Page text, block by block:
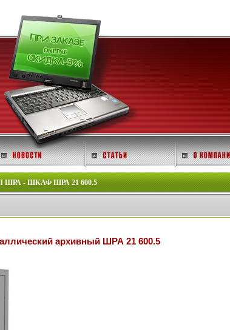
- ШКАФ ШРА 21 600.5
архивный ШРА 21 600.5